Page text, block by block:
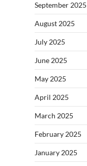
September 2025
August 2025
July 2025
June 2025
May 2025
April 2025
March 2025
February 2025
January 2025